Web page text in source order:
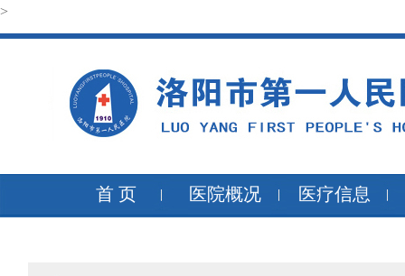
>
首 页 医院概况 医疗信息